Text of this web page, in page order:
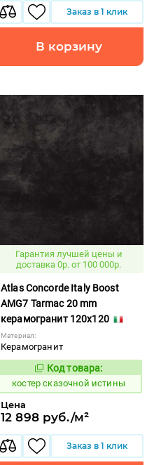
Заказ в 1 клик
В корзину
Гарантия лучшей цены и
доставка 0р. от 100 000р.
Atlas Concorde Italy Boost
AMG7 Tarmac 20 mm
керамогранит 120x120
Материал:
Керамогранит
807911
Код товара:
костер сказочной истины
Цена
12 898 руб./м²
Заказ в 1 клик